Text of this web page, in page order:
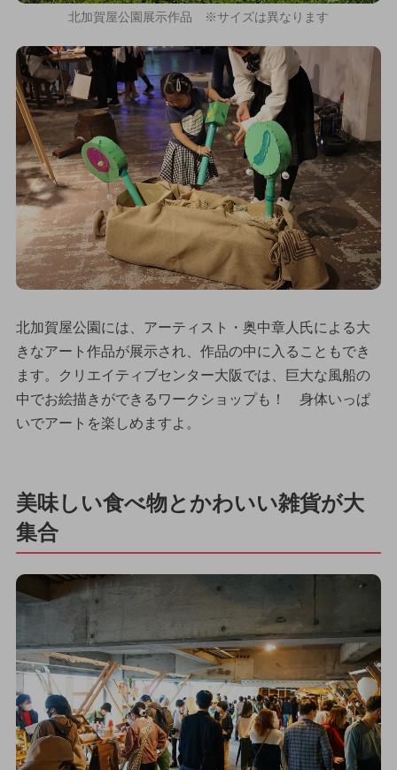
北加賀屋公園展示作品 ※サイズは異なります
北加賀屋公園には、アーティスト・奥中章人氏による大
きなアート作品が展示され、作品の中に入ることもでき
ます。クリエイティブセンター大阪では、巨大な風船の
中でお絵描きができるワークショップも！ 身体いっぱ
いでアートを楽しめますよ。
美味しい食べ物とかわいい雑貨が大
集合